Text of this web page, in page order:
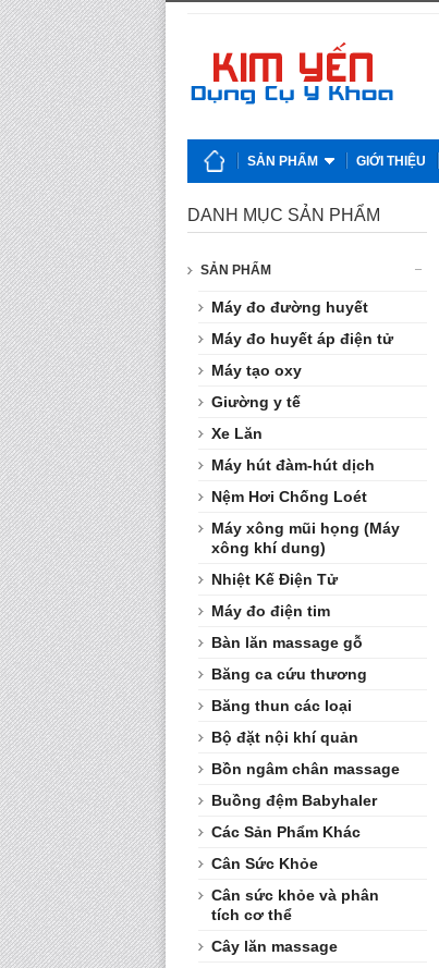
SẢN PHẨM GIỚI THIỆU
DANH MỤC SẢN PHẨM
SẢN PHẨM
Máy đo đường huyết
Máy đo huyết áp điện tử
Máy tạo oxy
Giường y tế
Xe Lăn
Máy hút đàm-hút dịch
Nệm Hơi Chống Loét
Máy xông mũi họng (Máy
xông khí dung)
Nhiệt Kế Điện Tử
Máy đo điện tim
Bàn lăn massage gỗ
Băng ca cứu thương
Băng thun các loại
Bộ đặt nội khí quản
Bồn ngâm chân massage
Buồng đệm Babyhaler
Các Sản Phẩm Khác
Cân Sức Khỏe
Cân sức khỏe và phân
tích cơ thể
Cây lăn massage